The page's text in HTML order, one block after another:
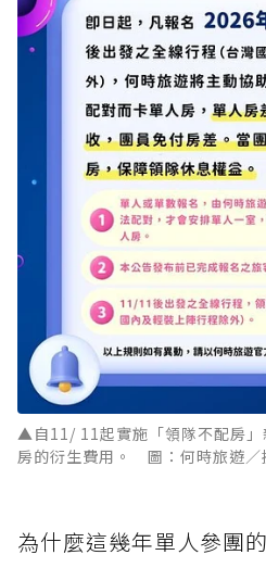
▲自11/ 11起實施「領隊不配房」
房的衍生費用。 圖：何時旅遊／
為什麼這幾年單人參團